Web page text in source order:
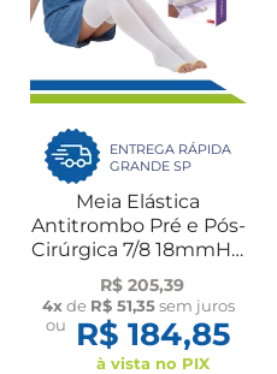
ENTREGA RÁPIDA
GRANDE SP
Meia Elástica
Antitrombo Pré e Pós-
Cirúrgica 7/8 18mmHg
AES Estéril Par Venosan
R$ 205,39
4xde R$ 51,35sem juros
ou
R$ 184,85
à vista no PIX